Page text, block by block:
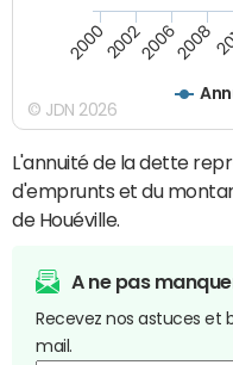
2000200220062008
© JDN 2026
L'annuité de la dette
d'emprunts et du
de Houéville.
A ne pas
Recevez nos astuces
mail.